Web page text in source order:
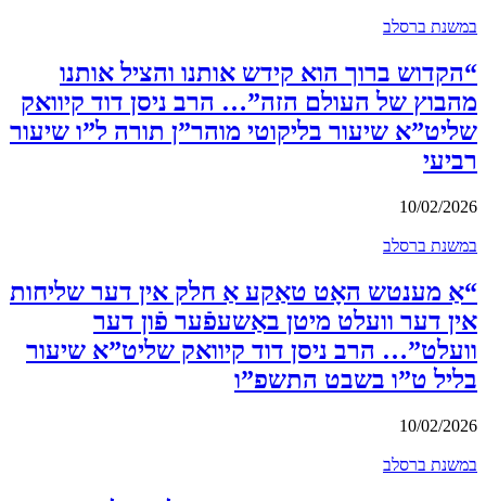
במשנת ברסלב
“הקדוש ברוך הוא קידש אותנו והציל אותנו
מהבוץ של העולם הזה”… הרב ניסן דוד קיוואק
שליט”א שיעור בליקוטי מוהר”ן תורה ל”ו שיעור
רביעי
10/02/2026
במשנת ברסלב
“אַ מענטש האָט טאַקע אַ חלק אין דער שליחות
אין דער וועלט מיטן באַשעפֿער פֿון דער
וועלט”… הרב ניסן דוד קיוואק שליט”א שיעור
בליל ט”ו בשבט התשפ”ו
10/02/2026
במשנת ברסלב